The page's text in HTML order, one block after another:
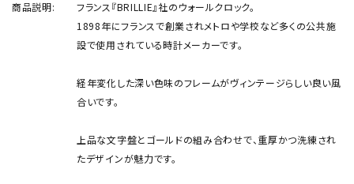
商品説明:
フランス『BRILLIE』社のウォールクロック。
1898年にフランスで創業されメトロや学校など多くの公共施
設で使用されている時計メーカーです。
経年変化した深い色味のフレームがヴィンテージらしい良い風
合いです。
上品な文字盤とゴールドの組み合わせで、重厚かつ洗練され
たデザインが魅力です。